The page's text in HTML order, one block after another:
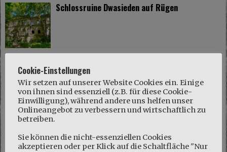
Schlossruine Dwasieden auf Rügen
Cookie-Einstellungen
Wir setzen auf unserer Website Cookies ein. Einige
von ihnen sind essenziell (z.B. für diese Cookie-
Einwilligung), während andere uns helfen unser
Onlineangebot zu verbessern und wirtschaftlich zu
betreiben.
Sie können die nicht-essenziellen Cookies
akzeptieren oder per Klick auf die Schaltfläche "Nur